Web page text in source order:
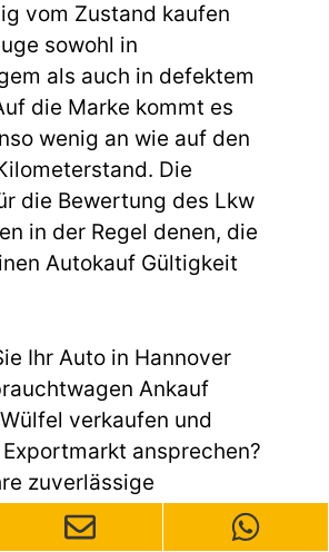
vom Zustand kaufen
sowohl in
als auch in defektem
die Marke kommt es
wenig an wie auf den
Die
die Bewertung des Lkw
in der Regel denen, die
Autokauf Gültigkeit
Ihr Auto in Hannover
Ankauf
verkaufen und
ansprechen?
zuverlässige
für den Autoverkauf mit
Export. Unser